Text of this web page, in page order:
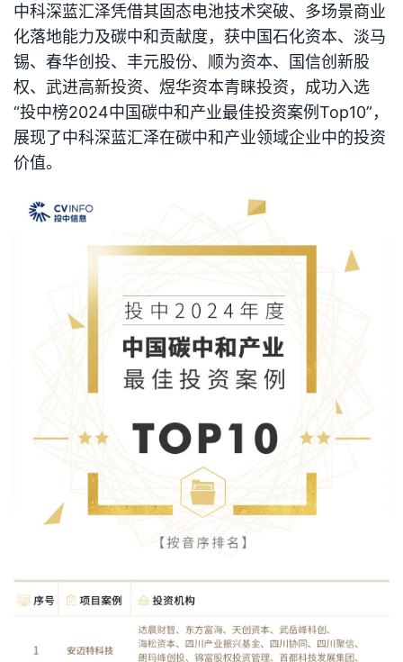
中科深蓝汇泽凭借其固态电池技术突破、多场景商业
化落地能力及碳中和贡献度，获中国石化资本、淡马
锡、春华创投、丰元股份、顺为资本、国信创新股
权、武进高新投资、煜华资本青睐投资，成功入选
“投中榜2024中国碳中和产业最佳投资案例Top10”，
展现了中科深蓝汇泽在碳中和产业领域企业中的投资
价值。